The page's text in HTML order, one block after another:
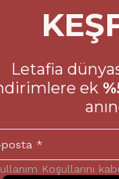
en aza
göz
olur.
bir
Letafia
ek
Koşullarını